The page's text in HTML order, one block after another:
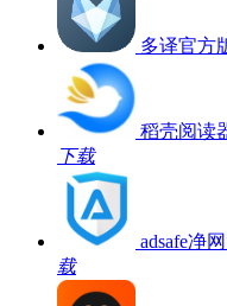
多译官方
稻壳阅读
下载
adsafe净
载